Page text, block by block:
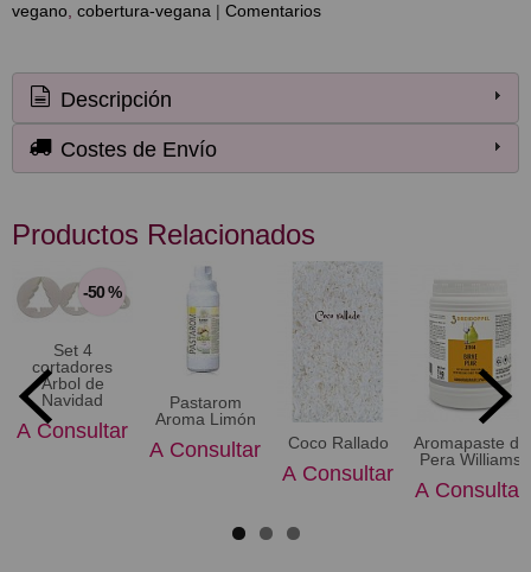
vegano cobertura-vegana | Comentarios
Descripción
Costes de Envío
Productos Relacionados
-50 %
Set 4
cortadores
Árbol de
Navidad
A Consultar
Pastarom
Aroma Limón
A Consultar Coco Rallado
A Consultar
Aromapaste de
Pera Williams
A Consultar